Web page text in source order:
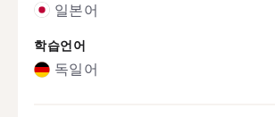
일본어
학습언어
독일어